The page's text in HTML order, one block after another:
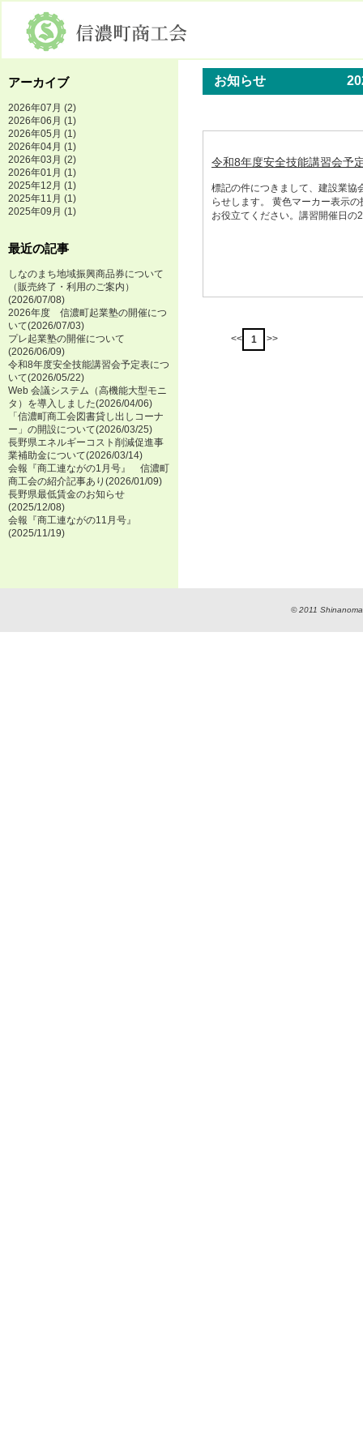
お知らせ
令和8年度安全技能講習会予
標記の件につきまして、建設業協
らせします。 黄色マーカー表示
お役立てください。講習開催日の
<< 1 >>
アーカイブ
2026年07月 (2)
2026年06月 (1)
2026年05月 (1)
2026年04月 (1)
2026年03月 (2)
2026年01月 (1)
2025年12月 (1)
2025年11月 (1)
2025年09月 (1)
最近の記事
しなのまち地域振興商品券について
（販売終了・利用のご案内）
(2026/07/08)
2026年度 信濃町起業塾の開催につ
いて(2026/07/03)
プレ起業塾の開催について
(2026/06/09)
令和8年度安全技能講習会予定表につ
いて(2026/05/22)
Web 会議システム（高機能大型モニ
タ）を導入しました(2026/04/06)
「信濃町商工会図書貸し出しコーナ
ー」の開設について(2026/03/25)
長野県エネルギーコスト削減促進事
業補助金について(2026/03/14)
会報『商工連ながの1月号』 信濃町
商工会の紹介記事あり (2026/01/09)
長野県最低賃金のお知らせ
(2025/12/08)
会報『商工連ながの11月号』
(2025/11/19)
© 2011